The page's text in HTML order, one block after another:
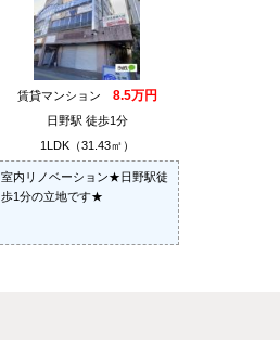
賃貸マンション 8.5万円
日野駅 徒歩1分
1LDK（31.43㎡）
室内リノベーション★日野駅徒
歩1分の立地です★